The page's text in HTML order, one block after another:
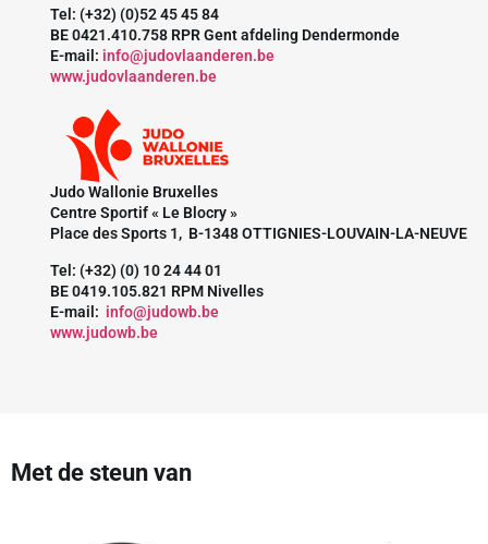
Tel: (+32) (0)52 45 45 84
BE 0421.410.758 RPR Gent afdeling Dendermonde
E-mail: info@judovlaanderen.be
www.judovlaanderen.be
Judo Wallonie Bruxelles
Centre Sportif « Le Blocry »
Place des Sports 1, B-1348 OTTIGNIES-LOUVAIN-LA-NEUVE
Tel: (+32) (0) 10 24 44 01
BE 0419.105.821 RPM Nivelles
E-mail: info@judowb.be
www.judowb.be
Met de steun van